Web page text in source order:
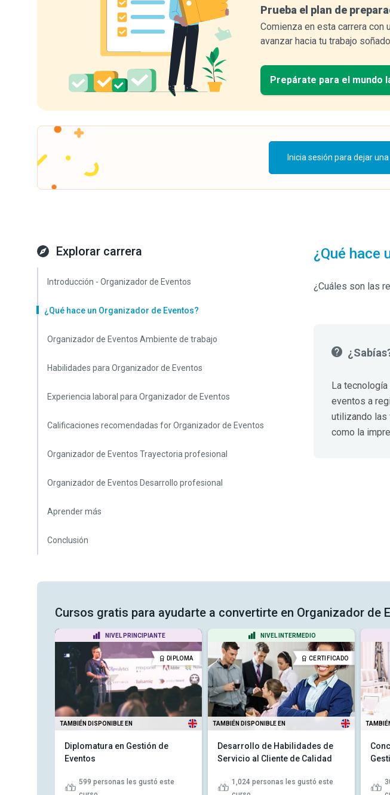
Prueba el plan de
Comienza en esta carrera con
avanzar hacia tu trabajo
Prepárate para el mundo
Inicia sesión para dejar
Explorar carrera
Introducción - Organizador de Eventos
¿Qué hace un Organizador de Eventos?
Organizador de Eventos Ambiente de trabajo
Habilidades para Organizador de Eventos
Experiencia laboral para Organizador de Eventos
Calificaciones recomendadas for Organizador de Eventos
Organizador de Eventos Trayectoria profesional
Organizador de Eventos Desarrollo profesional
Aprender más
Conclusión
¿Qué hace
¿Cuáles son las
La
eventos a
utilizando las
como la
Cursos gratis para ayudarte a convertirte en Organizador de
NIVEL PRINCIPIANTE
DIPLOMA
TAMBIÉN DISPONIBLE EN
Diplomatura en Gestión de
Eventos
599 personas les gustó este
NIVEL INTERMEDIO
CERTIFICADO
TAMBIÉN DISPONIBLE EN
Desarrollo de Habilidades de
Servicio al Cliente de Calidad
1,024 personas les gustó este